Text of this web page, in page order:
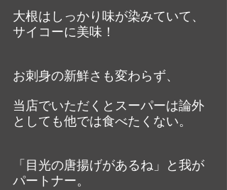
大根はしっかり味が染みていて、
サイコーに美味！
お刺身の新鮮さも変わらず、
当店でいただくとスーパーは論外
としても他では食べたくない。
「目光の唐揚げがあるね」と我が
パートナー。